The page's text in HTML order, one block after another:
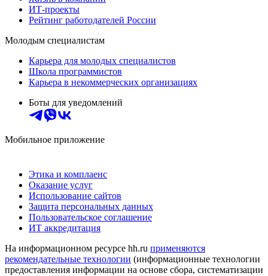
ИТ-проекты
Рейтинг работодателей России
Молодым специалистам
Карьера для молодых специалистов
Школа программистов
Карьера в некоммерческих организациях
Боты для уведомлений
Мобильное приложение
Этика и комплаенс
Оказание услуг
Использование сайтов
Защита персональных данных
Пользовательское соглашение
ИТ аккредитация
На информационном ресурсе hh.ru применяются
рекомендательные технологии (информационные технологии
предоставления информации на основе сбора, систематизации